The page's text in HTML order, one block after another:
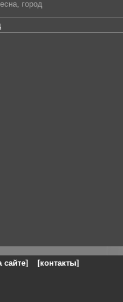
, город
сайте] [контакты]